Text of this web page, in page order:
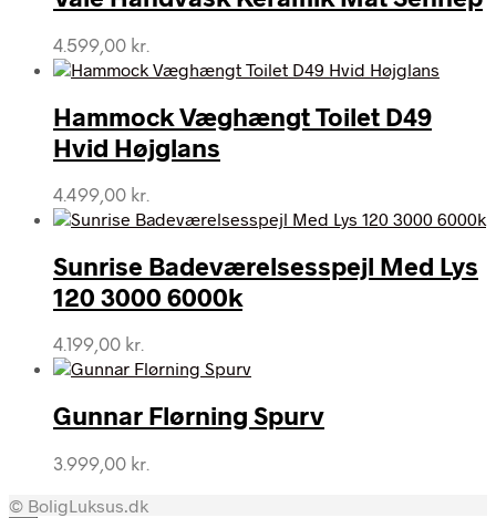
4.599,00 kr.
Hammock Væghængt Toilet D49
Hvid Højglans
4.499,00 kr.
Sunrise Badeværelsesspejl Med Lys
120 3000 6000k
4.199,00 kr.
Gunnar Flørning Spurv
3.999,00 kr.
© BoligLuksus.dk